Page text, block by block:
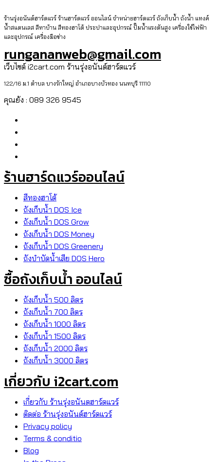
ร้านรุ่งอนันต์ฮาร์ดแวร์ ร้านฮาร์ดแวร์ ออนไลน์ จำหน่ายฮาร์ดแวร์ ถังเก็บน้ำ ถังน้ำ แทงค์
น้ำสแตนเลส สีทาบ้าน สีทองฮาโต้ ประปาและอุปกรณ์ ปั๊มน้ำแรงดันสูง เครื่องใช้ไฟฟ้า
และอุปกรณ์ เครื่องมือช่าง
rungananweb@gmail.com
เว็บไซต์ i2cart.com ร้านรุ่งอนันต์ฮาร์ดแวร์
122/16 ม.1 ตำบล บางรักใหญ่ อำเภอบางบัวทอง นนทบุรี 11110
คุณย้ง : 089 326 9545
ร้านฮาร์ดแวร์ออนไลน์
สีทองฮาโต้
ถังเก็บน้ำ DOS Ice
ถังเก็บน้ำ DOS Grow
ถังเก็บน้ำ DOS Money
ถังเก็บน้ำ DOS Greenery
ถังบำบัดน้ำเสีย DOS Hero
ซื้อถังเก็บน้ำ ออนไลน์
ถังเก็บน้ำ 500 ลิตร
ถังเก็บน้ำ 700 ลิตร
ถังเก็บน้ำ 1000 ลิตร
ถังเก็บน้ำ 1500 ลิตร
ถังเก็บน้ำ 2000 ลิตร
ถังเก็บน้ำ 3000 ลิตร
เกี่ยวกับ i2cart.com
เกี่ยวกับ ร้านรุ่งอนันตฮาร์ดแวร์
ติดต่อ ร้านรุ่งอนันต์ฮาร์ดแวร์
Privacy policy
Terms & conditio
Blog